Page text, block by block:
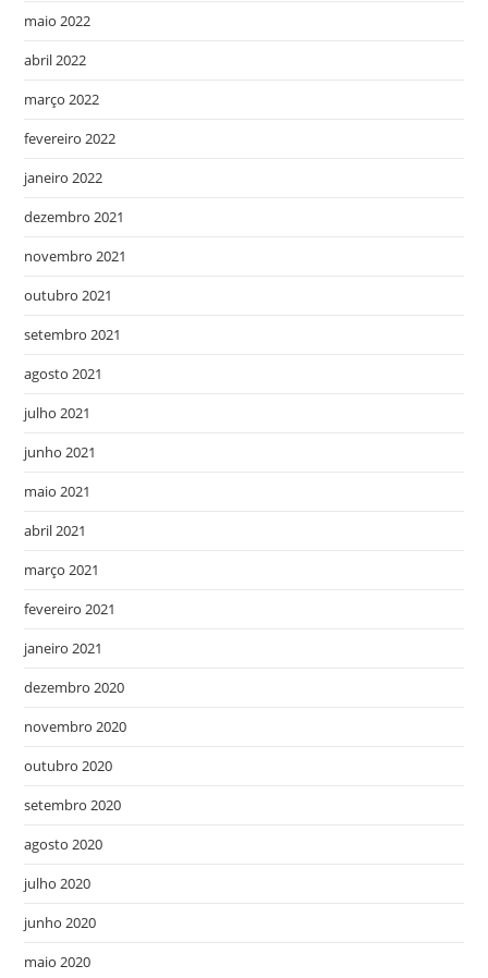
maio 2022
abril 2022
março 2022
fevereiro 2022
janeiro 2022
dezembro 2021
novembro 2021
outubro 2021
setembro 2021
agosto 2021
julho 2021
junho 2021
maio 2021
abril 2021
março 2021
fevereiro 2021
janeiro 2021
dezembro 2020
novembro 2020
outubro 2020
setembro 2020
agosto 2020
julho 2020
junho 2020
maio 2020